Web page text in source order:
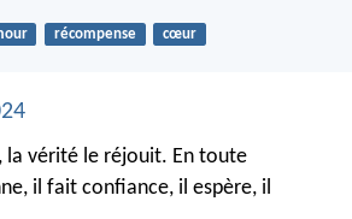
récompense cœur
la vérité le réjouit. En toute
il fait confiance, il espère, il